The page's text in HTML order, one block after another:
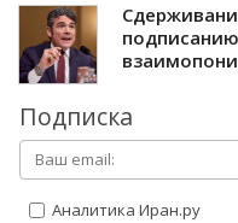
Подписка
Аналитика Иран.ру